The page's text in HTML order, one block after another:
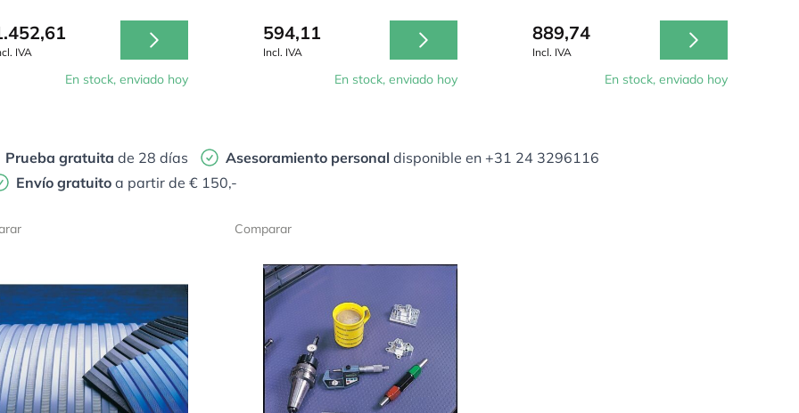
IVA
En stock, enviado hoy
594,11
Incl. IVA
En stock, enviado hoy
889,74
Incl. IVA
En stock, enviado hoy
Prueba gratuita de 28 días Asesoramiento personal disponible en +31 24 3296116
Envío gratuito a partir de € 150,-
Comparar